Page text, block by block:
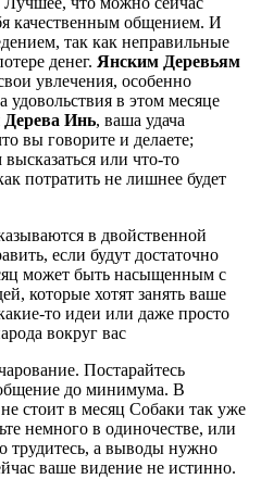
качественным общением. И
так как неправильные
денег. Янским Деревьям
увлечения, особенно
удовольствия в этом месяце
Дерева Инь, ваша удача
вы говорите и делаете;
или что-то
потратить не лишнее будет
в двойственной
если будут достаточно
может быть насыщенным с
которые хотят занять ваше
то идеи или даже просто
вокруг вас
Постарайтесь
до минимума. В
стоит в месяц Собаки так уже
немного в одиночестве, или
трудитесь, а выводы нужно
ваше видение не истинно.